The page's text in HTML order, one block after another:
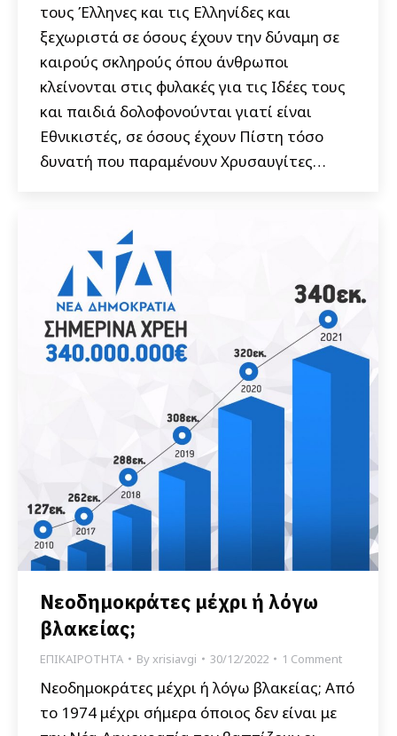
τους Έλληνες και τις Ελληνίδες και
ξεχωριστά σε όσους έχουν την δύναμη σε
καιρούς σκληρούς όπου άνθρωποι
κλείνονται στις φυλακές για τις Ιδέες τους
και παιδιά δολοφονούνται γιατί είναι
Εθνικιστές, σε όσους έχουν Πίστη τόσο
δυνατή που παραμένουν Χρυσαυγίτες…
Νεοδημοκράτες μέχρι ή λόγω
βλακείας;
ΕΠΙΚΑΙΡΟΤΗΤΑ Byxrisiavgi 30/12/2022 1 Comment
Νεοδημοκράτες μέχρι ή λόγω βλακείας; Από
το 1974 μέχρι σήμερα όποιος δεν είναι με